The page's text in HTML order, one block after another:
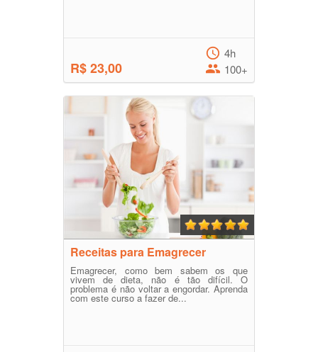
R$ 23,00
4h
100+
Receitas para Emagrecer
Emagrecer, como bem sabem os que
vivem de dieta, não é tão difícil. O
problema é não voltar a engordar. Aprenda
com este curso a fazer de...